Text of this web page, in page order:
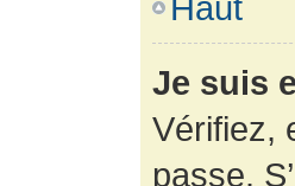
Je suis
Vérifiez,
passe.